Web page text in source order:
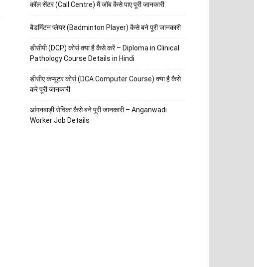
कॉल सेंटर (Call Centre) मैं जॉब कैसे पाए पूरी जानकारी
बैडमिंटन प्लेयर (Badminton Player) कैसे बने पूरी जानकारी
डीसीपी (DCP) कोर्स क्या है कैसे करें – Diploma in Clinical
Pathology Course Details in Hindi
डीसीए कंप्यूटर कोर्स (DCA Computer Course) क्या है कैसे
करे पूरी जानकारी
आंगनबाड़ी सेविका कैसे बने पूरी जानकारी – Anganwadi
Worker Job Details